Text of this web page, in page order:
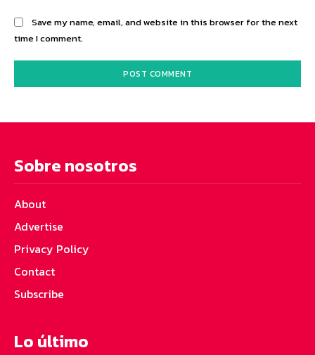
Save my name, email, and website in this browser for the next
time I comment.
Sobre nosotros
About
Advertise
Privacy Policy
Contact
Subscribe
Lo último